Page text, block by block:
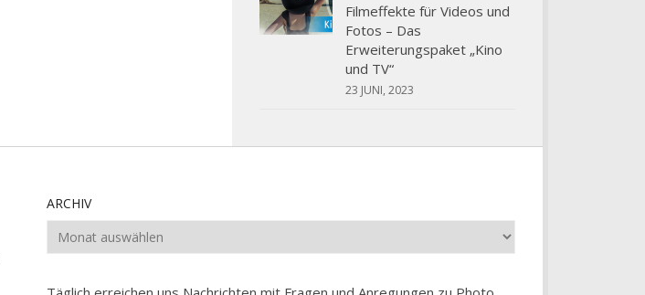
Filmeffekte für Videos und
Fotos – Das
Erweiterungspaket „Kino
und TV“
23 JUNI, 2023
ARCHIV
Archiv